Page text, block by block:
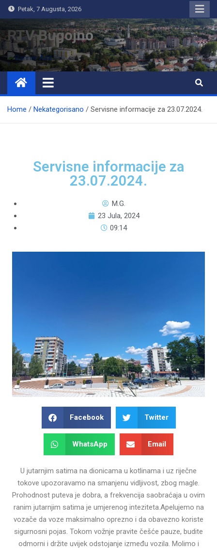
Petak, 7 Augusta, 2026
RTV Bugojno
Home Nekategorisano Servisne informacije za 23.07.2024.
Servisne informacije za
23.07.2024.
M.G.
23 Jula, 2024
09:14
Facebook Twitter
WhatsApp Email
U jutarnjim satima na dionicama u kotlinama i uz riječne
tokove upozoravamo na smanjenu vidljivost, zbog magle.
Prohodnost puteva je dobra, a frekvencija saobraćaja u ovim
ranim jutarnjim satima je umjerenog inteziteta.Apelujemo na
vozače da voze maksimalno oprezno i da obavezno koriste
sigurnosni pojas. Tokom vožnje pravite češće pauze, budite
odmorni i držite uvijek odstojanje između vozila. Molimo i